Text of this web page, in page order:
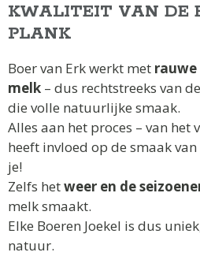
KWALITEIT VAN DE
PLANK
Boer van Erk werkt met
melk – dus rechtstreeks van
die volle natuurlijke smaak.
Alles aan het proces – van het
heeft invloed op de smaak
je!
Zelfs hetweer en de
melk smaakt.
Elke Boeren Joekel is dus
natuur.